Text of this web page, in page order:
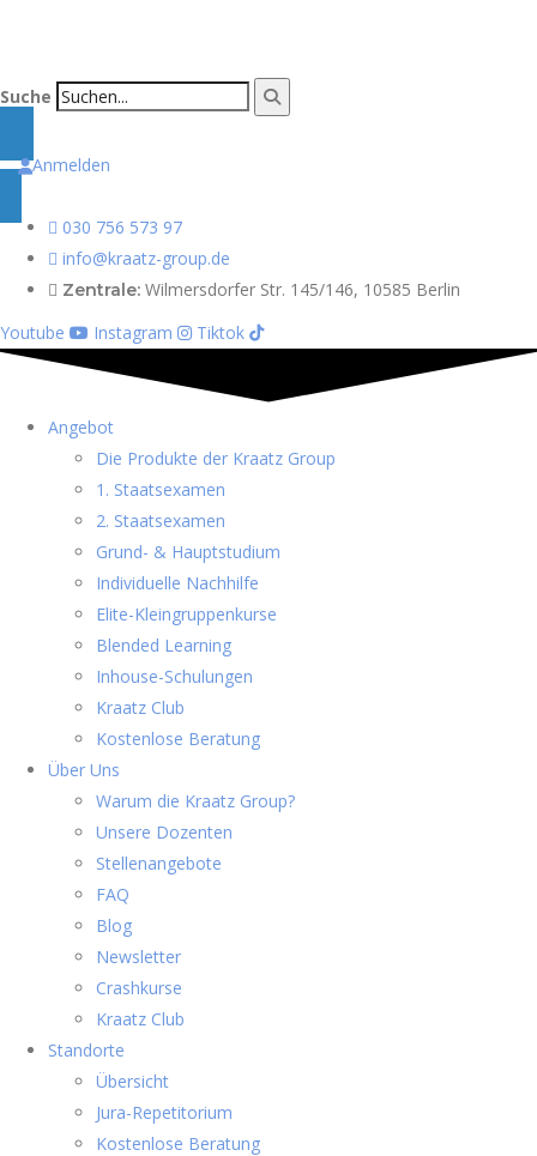
Suche
Anmelden
030 756 573 97
info@kraatz-group.de
Zentrale: Wilmersdorfer Str. 145/146, 10585 Berlin
Youtube
Instagram Tiktok
Angebot
Die Produkte der Kraatz Group
1. Staatsexamen
2. Staatsexamen
Grund- & Hauptstudium
Individuelle Nachhilfe
Elite-Kleingruppenkurse
Blended Learning
Inhouse-Schulungen
Kraatz Club
Kostenlose Beratung
Über Uns
Warum die Kraatz Group?
Unsere Dozenten
Stellenangebote
FAQ
Blog
Newsletter
Crashkurse
Kraatz Club
Standorte
Übersicht
Jura-Repetitorium
Kostenlose Beratung